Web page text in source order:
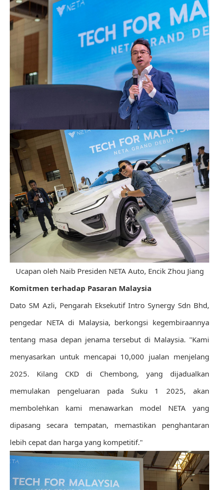
Ucapan oleh Naib Presiden NETA Auto, Encik Zhou Jiang
Komitmen terhadap Pasaran Malaysia
Dato SM Azli, Pengarah Eksekutif Intro Synergy Sdn Bhd,
pengedar NETA di Malaysia, berkongsi kegembiraannya
tentang masa depan jenama tersebut di Malaysia. "Kami
menyasarkan untuk mencapai 10,000 jualan menjelang
2025. Kilang CKD di Chembong, yang dijadualkan
memulakan pengeluaran pada Suku 1 2025, akan
membolehkan kami menawarkan model NETA yang
dipasang secara tempatan, memastikan penghantaran
lebih cepat dan harga yang kompetitif."